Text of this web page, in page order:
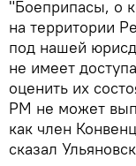
"Боеприпасы, о
на территории
под нашей
не имеет
оценить их
РМ не может
как член
сказал